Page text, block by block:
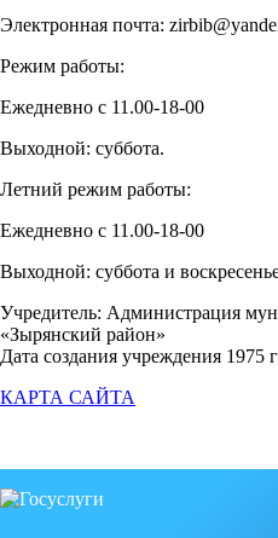
Электронная почта:
Режим работы:
Ежедневно с 11.00-18-00
Выходной: суббота.
Летний режим работы:
Ежедневно с 11.00-18-00
Выходной: суббота и
Учредитель: Администрация
«Зырянский район»
Дата создания учреждения 1975
КАРТА САЙТА